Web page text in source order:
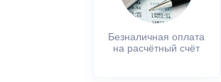
Безналичная оплата
на расчётный счёт